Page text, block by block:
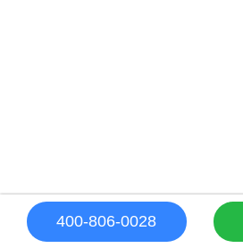
400-806-0028